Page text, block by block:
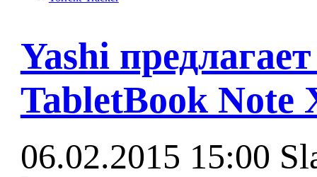
Yashi
TabletBook Note
06.02.2015 15:00